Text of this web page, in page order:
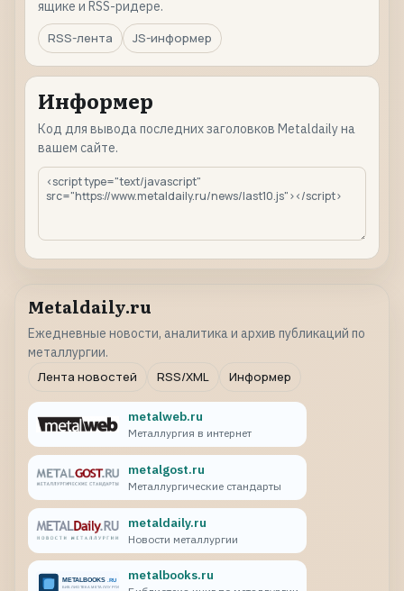
ящике и RSS-ридере.
RSS-лента
JS-информер
Информер
Код для вывода последних заголовков Metaldaily на
вашем сайте.
Metaldaily.ru
Ежедневные новости, аналитика и архив публикаций по
металлургии.
Лента новостей
RSS/XML Информер
metalweb.ru
Металлургия в интернет
metalgost.ru
Металлургические стандарты
metaldaily.ru
Новости металлургии
metalbooks.ru